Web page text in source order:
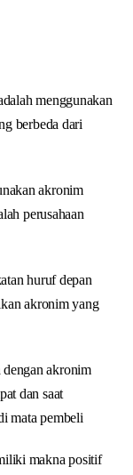
menggunakan
berbeda dari
akronim
perusahaan
huruf depan
akronim yang
dengan akronim
dan saat
mata pembeli
makna positif